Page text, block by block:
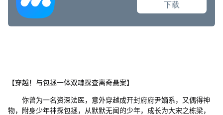
【穿越！与包拯一体双魂探查离奇悬案】
你曾为一名资深法医，意外穿越成开封府府尹嫡系，又偶得神
物，附身少年神探包拯，从默默无闻的少年，成长为大宋之栋梁，